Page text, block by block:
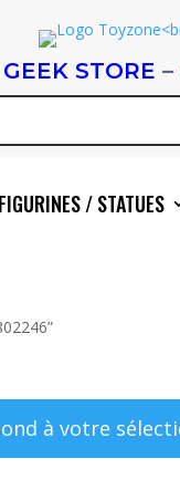
GEEK STORE –
FIGURINES / STATUES
à votre